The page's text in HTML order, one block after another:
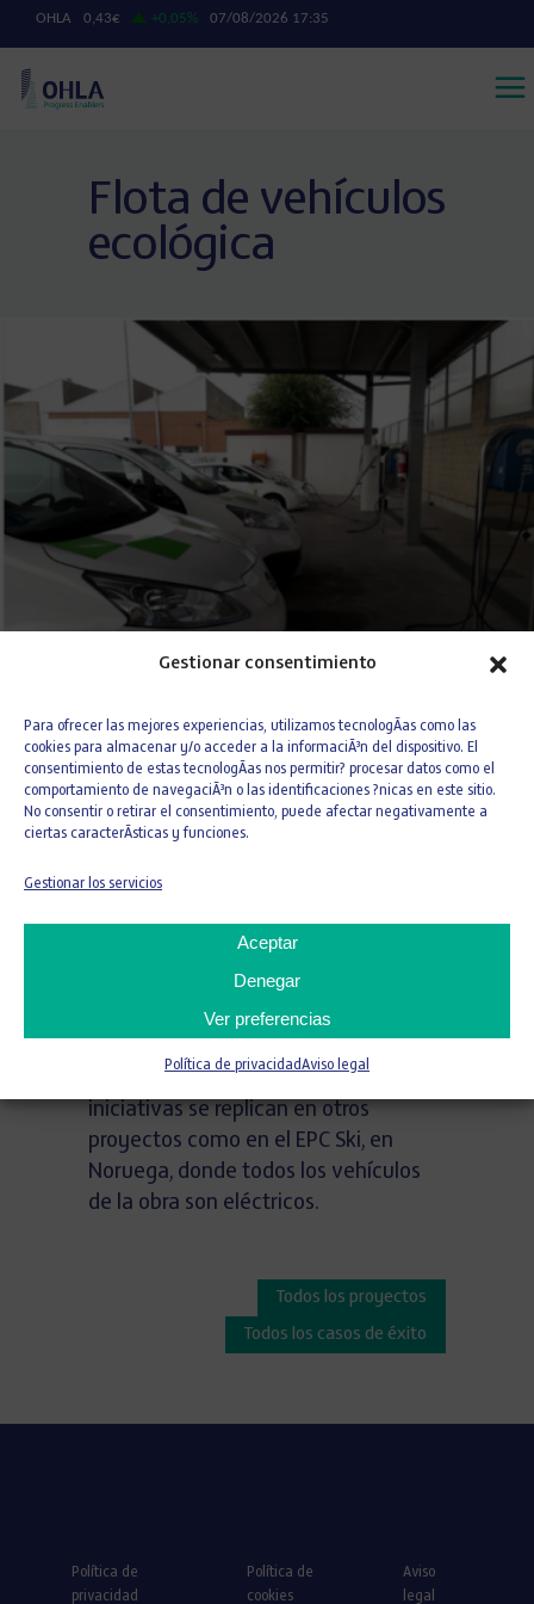
Gestionar consentimiento
Para ofrecer las mejores experiencias, utilizamos tecnologÃ­as como las
cookies para almacenar y/o acceder a la informaciÃ³n del dispositivo. El
consentimiento de estas tecnologÃ­as nos permitir? procesar datos como el
comportamiento de navegaciÃ³n o las identificaciones ?nicas en este sitio.
No consentir o retirar el consentimiento, puede afectar negativamente a
ciertas caracterÃ­sticas y funciones.
Gestionar los servicios
Aceptar
Denegar
Ver preferencias
Política de privacidadAviso legal
Flota de vehículos
ecológica
La flota de vehículos de nuestra línea
de actividad Servicios está
compuesta, en gran parte, por
vehículos ecológicos, con tecnología
eléctricos. Gracias a la flota ecológica,
se han reducido notablemente las
emisiones directas a la atmósfera en
grandes urbes como Madrid,
Barcelona o Sevilla (España), donde la
principales problemas. Este tipo de
iniciativas se replican en otros
proyectos como en el EPC Ski, en
Noruega, donde todos los vehículos
de la obra son eléctricos.
Todos los proyectos
Todos los casos de éxito
Política de
privacidad
Política de
cookies
Aviso
legal